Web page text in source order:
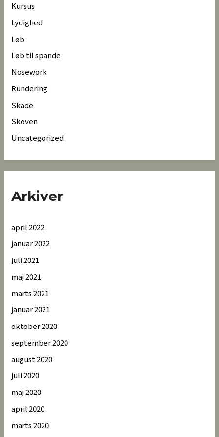
Kursus
Lydighed
Løb
Løb til spande
Nosework
Rundering
Skade
Skoven
Uncategorized
Arkiver
april 2022
januar 2022
juli 2021
maj 2021
marts 2021
januar 2021
oktober 2020
september 2020
august 2020
juli 2020
maj 2020
april 2020
marts 2020